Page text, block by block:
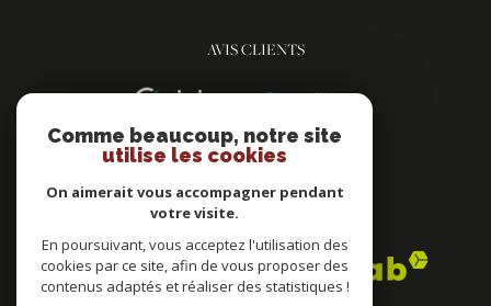
AVIS CLIENTS
ADHÉRENTS
Comme beaucoup, notre site
utilise les cookies
On aimerait vous accompagner pendant
votre visite.
En poursuivant, vous acceptez l'utilisation des
cookies par ce site, afin de vous proposer des
contenus adaptés et réaliser des statistiques !